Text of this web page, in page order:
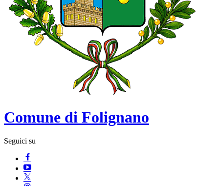
Comune di Folignano
Seguici su